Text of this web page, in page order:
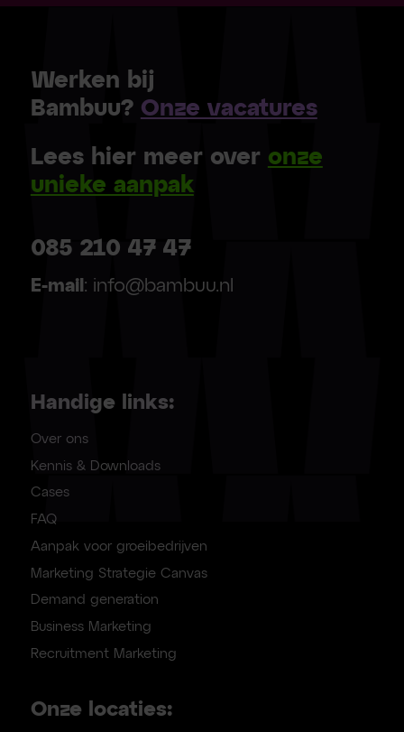
Werken bij
Bambuu? Onze vacatures
Lees hier meer over onze
unieke aanpak
085 210 47 47
E-mail : info@bambuu.nl
Handige links:
Over ons
Kennis & Downloads
Cases
FAQ
Aanpak voor groeibedrijven
Marketing Strategie Canvas
Demand generation
Business Marketing
Recruitment Marketing
Onze locaties: